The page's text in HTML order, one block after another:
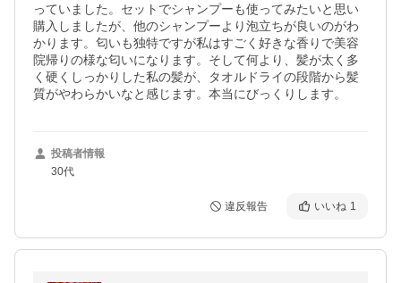
っていました。セットでシャンプーも使ってみたいと思い
購入しましたが、他のシャンプーより泡立ちが良いのがわ
かります。匂いも独特ですが私はすごく好きな香りで美容
院帰りの様な匂いになります。そして何より、髪が太く多
く硬くしっかりした私の髪が、タオルドライの段階から髪
質がやわらかいなと感じます。本当にびっくりします。
投稿者情報
30代
違反報告 いいね 1